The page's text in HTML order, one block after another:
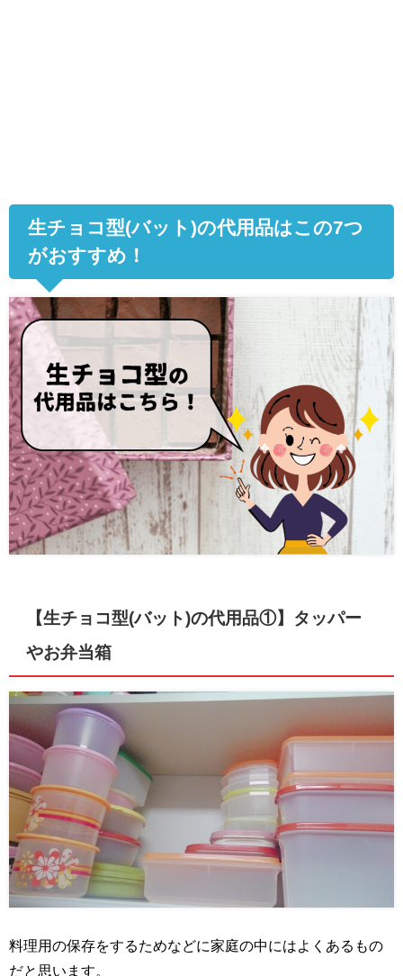
生チョコ型(バット )の代用品はこの7つ
がおすすめ！
【生チョコ型(バット)の代用品①】 タッパー
やお弁当箱
料理用の保存をするためなどに家庭の中にはよくあるもの
だと思います。